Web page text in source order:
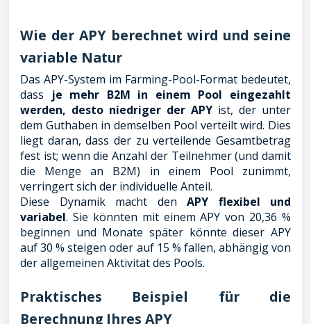
Wie der APY berechnet wird und seine
variable Natur
Das APY-System im Farming-Pool-Format bedeutet,
dass
je mehr B2M in einem Pool eingezahlt
werden, desto niedriger der APY ist, der unter
dem Guthaben in demselben Pool verteilt wird. Dies
liegt daran, dass der zu verteilende Gesamtbetrag
fest ist; wenn die Anzahl der Teilnehmer (und damit
die Menge an B2M) in einem Pool zunimmt,
verringert sich der individuelle Anteil.
Diese Dynamik macht den APY flexibel und
variabel. Sie könnten mit einem APY von 20,36 %
beginnen und Monate später könnte dieser APY
auf 30 % steigen oder auf 15 % fallen, abhängig von
der allgemeinen Aktivität des Pools.
Praktisches Beispiel für die
Berechnung Ihres APY